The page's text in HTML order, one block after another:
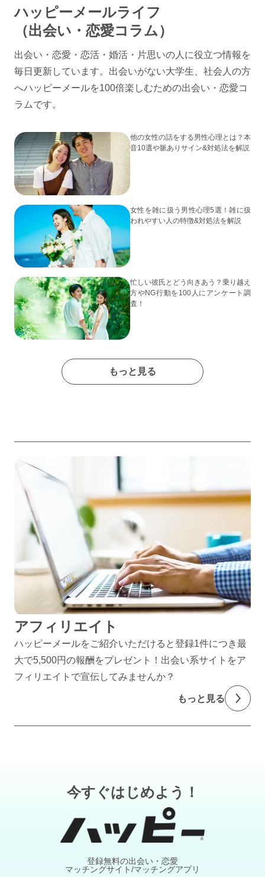
ハッピーメールライフ
（出会い・恋愛コラム）
出会い・恋愛・恋活・婚活・片思いの人に役立つ情報を
毎日更新しています。出会いがない大学生、社会人の方
へハッピーメールを100倍楽しむための出会い・恋愛コ
ラムです。
他の女性の話をする男性心理とは？本
音10選や脈ありサイン&対処法を解説
女性を雑に扱う男性心理5選！雑に扱
われやすい人の特徴&対処法を解説
忙しい彼氏とどう向きあう？乗り越え
方やNG行動を100人にアンケート調
査！
もっと見る
アフィリエイト
ハッピーメールをご紹介いただけると登録1件につき最
大で5,500円の報酬をプレゼント！出会い系サイトをア
フィリエイトで宣伝してみませんか？
もっと見る
今すぐはじめよう！
登録無料の出会い・恋愛
マッチングサイト/マッチングアプリ